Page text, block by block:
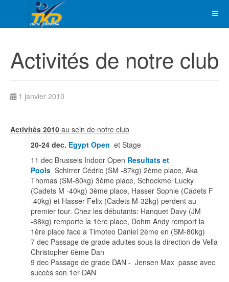
Activités de notre club
1 janvier 2010
Activités 2010 au sein de notre club
20-24 dec. Egypt Open et Stage
11 dec Brussels Indoor Open Resultats et
Pools Schirrer Cédric (SM -87kg) 2ème place, Aka
Thomas (SM-80kg) 3ème place, Schockmel Lucky
(Cadets M -40kg) 3ème place, Hasser Sophie (Cadets F
-40kg) et Hasser Felix (Cadets M-32kg) perdent au
premier tour. Chez les débutants: Hanquet Davy (JM
-68kg) remporte la 1ère place, Dohm Andy remport la
1ère place face a Timoteo Daniel 2ème en (SM-80kg)
7 dec Passage de grade adultes sous la direction de Vella
Christopher 6ème Dan
9 dec Passage de grade DAN - Jensen Max passe avec
succès son 1er DAN